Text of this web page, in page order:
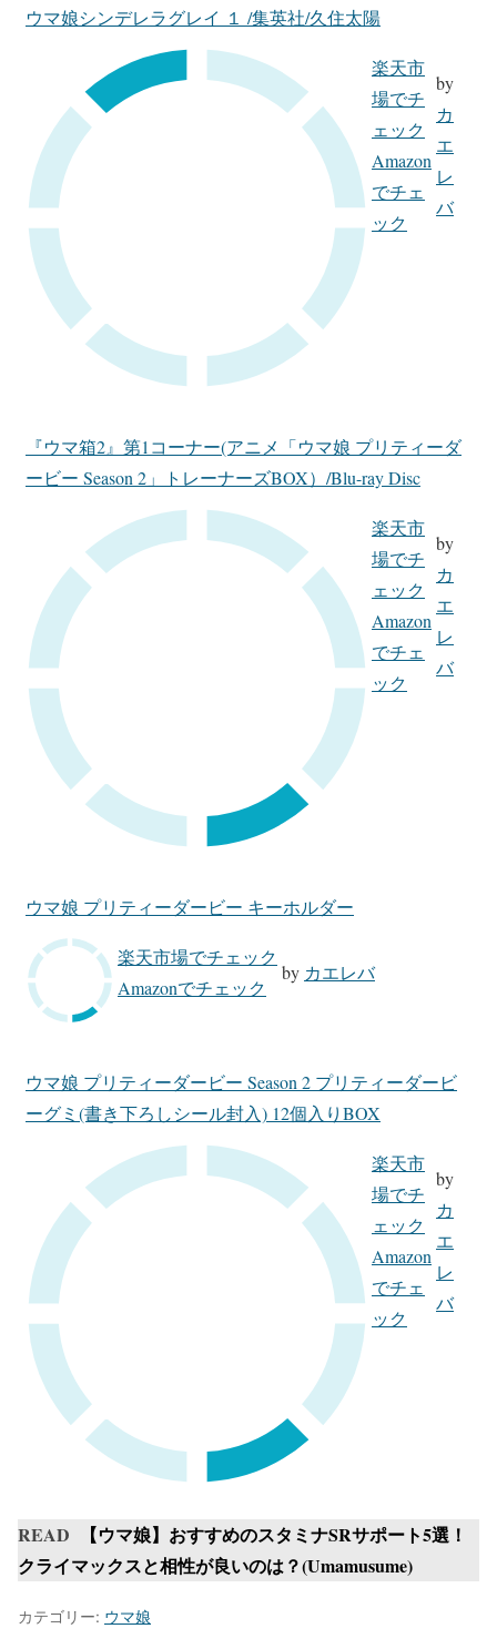
ウマ娘シンデレラグレイ １ /集英社/久住太陽
楽天市
場でチ
ェック
Amazon
でチェ
ック
by
カ
エ
レ
バ
『ウマ箱2』第1コーナー(アニメ「ウマ娘 プリティーダ
ービー Season 2」トレーナーズBOX）/Blu-ray Disc
楽天市
場でチ
ェック
Amazon
でチェ
ック
by
カ
エ
レ
バ
ウマ娘 プリティーダービー キーホルダー
楽天市場でチェック
Amazonでチェック
by カエレバ
ウマ娘 プリティーダービー Season 2 プリティーダービ
ーグミ(書き下ろしシール封入) 12個入りBOX
楽天市
場でチ
ェック
Amazon
でチェ
ック
by
カ
エ
レ
バ
READ
【ウマ娘】おすすめのスタミナSRサポート5選！
クライマックスと相性が良いのは？(Umamusume)
カテゴリー: ウマ娘